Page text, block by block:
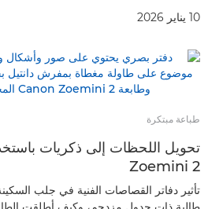
10 يناير 2026
طباعة مبتكرة
Zoemini 2
تأثير دفاتر القصاصات الفنية في جلب